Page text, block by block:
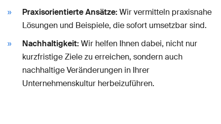
Praxisorientierte Ansätze:Wir vermitteln praxisnahe
Lösungen und Beispiele, die sofort umsetzbar sind.
Nachhaltigkeit:Wir helfen Ihnen dabei, nicht nur
kurzfristige Ziele zu erreichen, sondern auch
nachhaltige Veränderungen in Ihrer
Unternehmenskultur herbeizuführen.